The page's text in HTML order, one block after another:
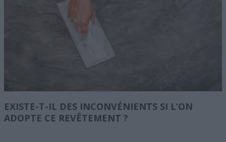
EXISTE-T-IL DES INCONVÉNIENTS SI L’ON
ADOPTE CE REVÊTEMENT ?